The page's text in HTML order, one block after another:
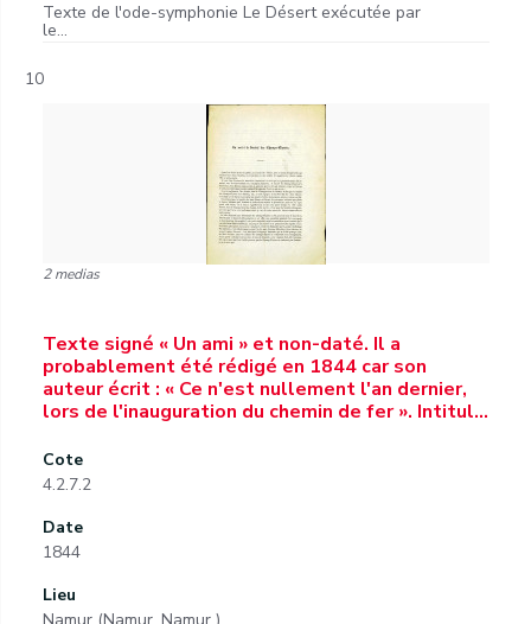
Texte de l'ode-symphonie Le Désert exécutée par
le...
10
2 medias
Texte signé « Un ami » et non-daté. Il a
probablement été rédigé en 1844 car son
auteur écrit : « Ce n'est nullement l'an dernier,
lors de l'inauguration du chemin de fer ». Intitul…
Cote
4.2.7.2
Date
1844
Lieu